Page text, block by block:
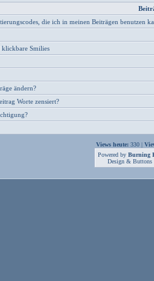
die ich in meinen Beiträgen benutzen
klickbare Smilies
ändern?
Worte zensiert?
Views heute: 330 |
Powered by Burning
Design & Buttons